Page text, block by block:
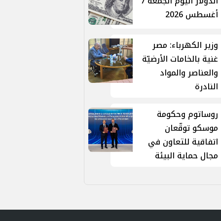
أغسطس 2026
وزير الكهرباء: مصر
غنية بالخامات الأرضيّة
والعناصر والمواد
النادرة
روساتوم وحكومة
موسكو توقّعان
اتفاقية للتعاون في
مجال حماية البيئة